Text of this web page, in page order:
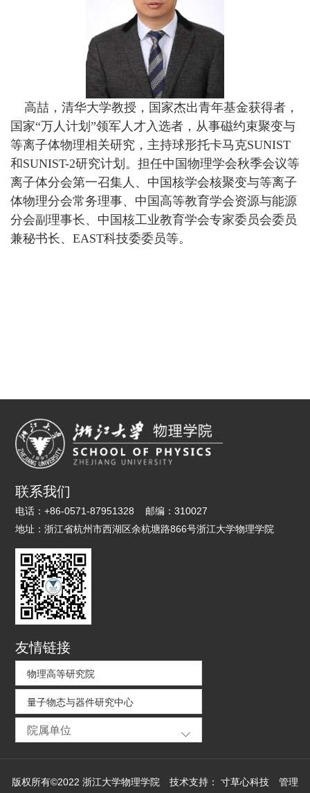
高喆，清华大学教授，国家杰出青年基金获得者，
国家“万人计划”领军人才入选者，从事磁约束聚变与
等离子体物理相关研究，主持球形托卡马克SUNIST
和SUNIST-2研究计划。担任中国物理学会秋季会议等
离子体分会第一召集人、中国核学会核聚变与等离子
体物理分会常务理事、中国高等教育学会资源与能源
分会副理事长、中国核工业教育学会专家委员会委员
兼秘书长、EAST科技委委员等。
联系我们
电话：+86-0571-87951328 邮编：310027
地址：浙江省杭州市西湖区余杭塘路866号浙江大学物理学院
友情链接
物理高等研究院
量子物态与器件研究中心
院属单位
版权所有©2022 浙江大学物理学院 技术支持： 寸草心科技 管理